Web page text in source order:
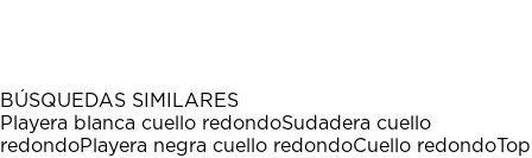
1
estrella
Esta
estrellas.
Esta
estrellas.
Esta
estrellas.
Esta
estrellas.
Esta
BÚSQUEDAS SIMILARES
Playera blanca cuello redondoSudadera cuello
redondoPlayera negra cuello redondoCuello redondoTop